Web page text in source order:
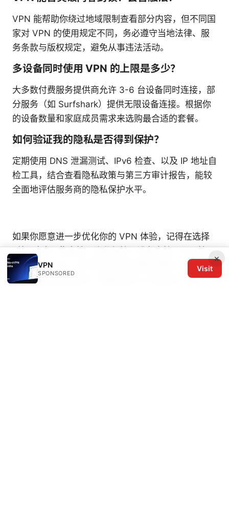
VPN 能帮助你绕过地域限制查看部分内容，但不同国
家对 VPN 的使用规定不同，务必遵守当地法律、服
务条款与版权规定，避免从事违法活动。
多设备同时使用 VPN 的上限是多少？
大多数付费服务提供商允许 3-6 台设备同时连接，部
分服务（如 Surfshark）提供无限设备连接。根据你
的设备数量和家庭成员需求来选购最合适的套餐。
如何验证我的隐私是否得到保护？
定期使用 DNS 泄漏测试、IPv6 检查、以及 IP 地址自
检工具，结合查看隐私政策与第三方审计报告，能较
全面地评估服务商的隐私保护水平。
如果你愿意进一步优化你的 VPN 体验，记得在选择
时把“速度、稳定性、隐私保护、设备支持、以及性价
比”放在第一位。还可以结合路由器级部署，提升家庭
网络的整体隐私防护。需要快速入门的朋友，别忘了
×
VPN
SPONSORED
Visit